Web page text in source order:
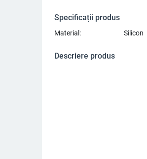
Specificații produs
Material: Silicon
Descriere produs